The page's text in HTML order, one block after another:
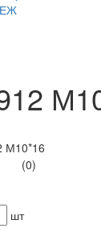
(0)
шт